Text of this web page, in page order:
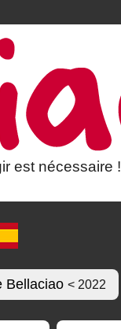
est nécessaire !
Bellaciao < 2022